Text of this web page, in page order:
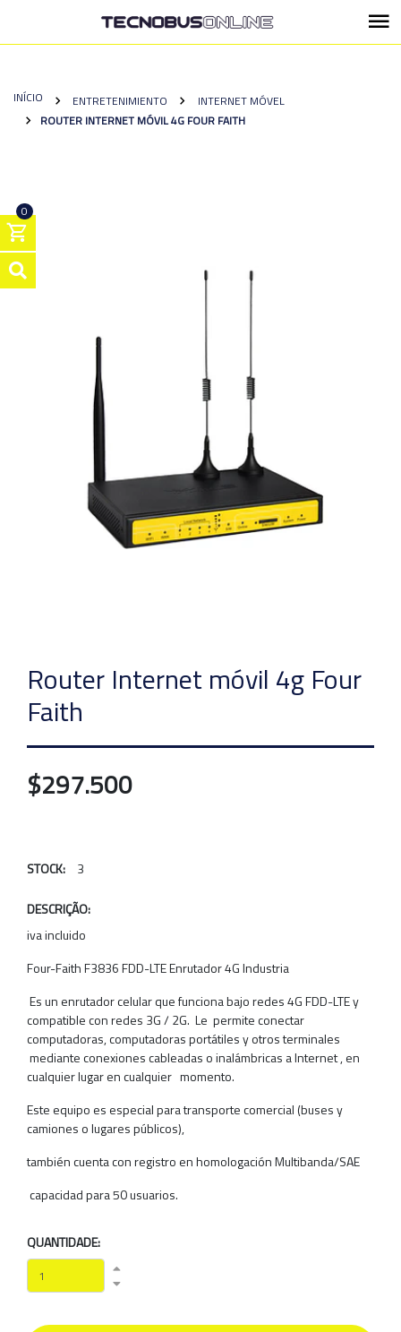
0
INÍCIO ENTRETENIMIENTO
INTERNET MÓVEL
ROUTER INTERNET MÓVIL 4G FOUR FAITH
Router Internet móvil 4g Four
Faith
$297.500
STOCK: 3
DESCRIÇÃO:
iva incluido
Four-Faith F3836 FDD-LTE Enrutador 4G Industria
Es un enrutador celular que funciona bajo redes 4G FDD-LTE y
compatible con redes 3G / 2G. Le permite conectar
computadoras, computadoras portátiles y otros terminales
mediante conexiones cableadas o inalámbricas a Internet , en
cualquier lugar en cualquier momento.
Este equipo es especial para transporte comercial (buses y
camiones o lugares públicos),
también cuenta con registro en homologación Multibanda/SAE
capacidad para 50 usuarios.
QUANTIDADE: